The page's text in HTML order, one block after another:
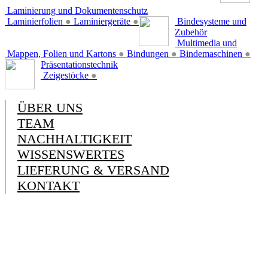
Laminierung und Dokumentenschutz
Laminierfolien ● Laminiergeräte ●
Bindesysteme und
Zubehör
Mappen, Folien und Kartons ● Bindungen ● Bindemaschinen ●
Multimedia und
Präsentationstechnik
Zeigestöcke ●
ÜBER UNS
TEAM
NACHHALTIGKEIT
WISSENSWERTES
LIEFERUNG & VERSAND
KONTAKT